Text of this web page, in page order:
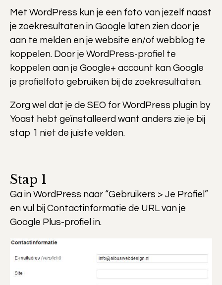
Met WordPress kun je een foto van jezelf naast
je zoekresultaten in Google laten zien door je
aan te melden en je website en/of webblog te
koppelen. Door je WordPress-profiel te
koppelen aan je Google+ account kan Google
je profielfoto gebruiken bij de zoekresultaten.
Zorg wel dat je de SEO for WordPress plugin by
Yoast hebt geïnstalleerd want anders zie je bij
stap 1 niet de juiste velden.
Stap 1
Ga in WordPress naar “Gebruikers > Je Profiel”
en vul bij Contactinformatie de URL van je
Google Plus-profiel in.